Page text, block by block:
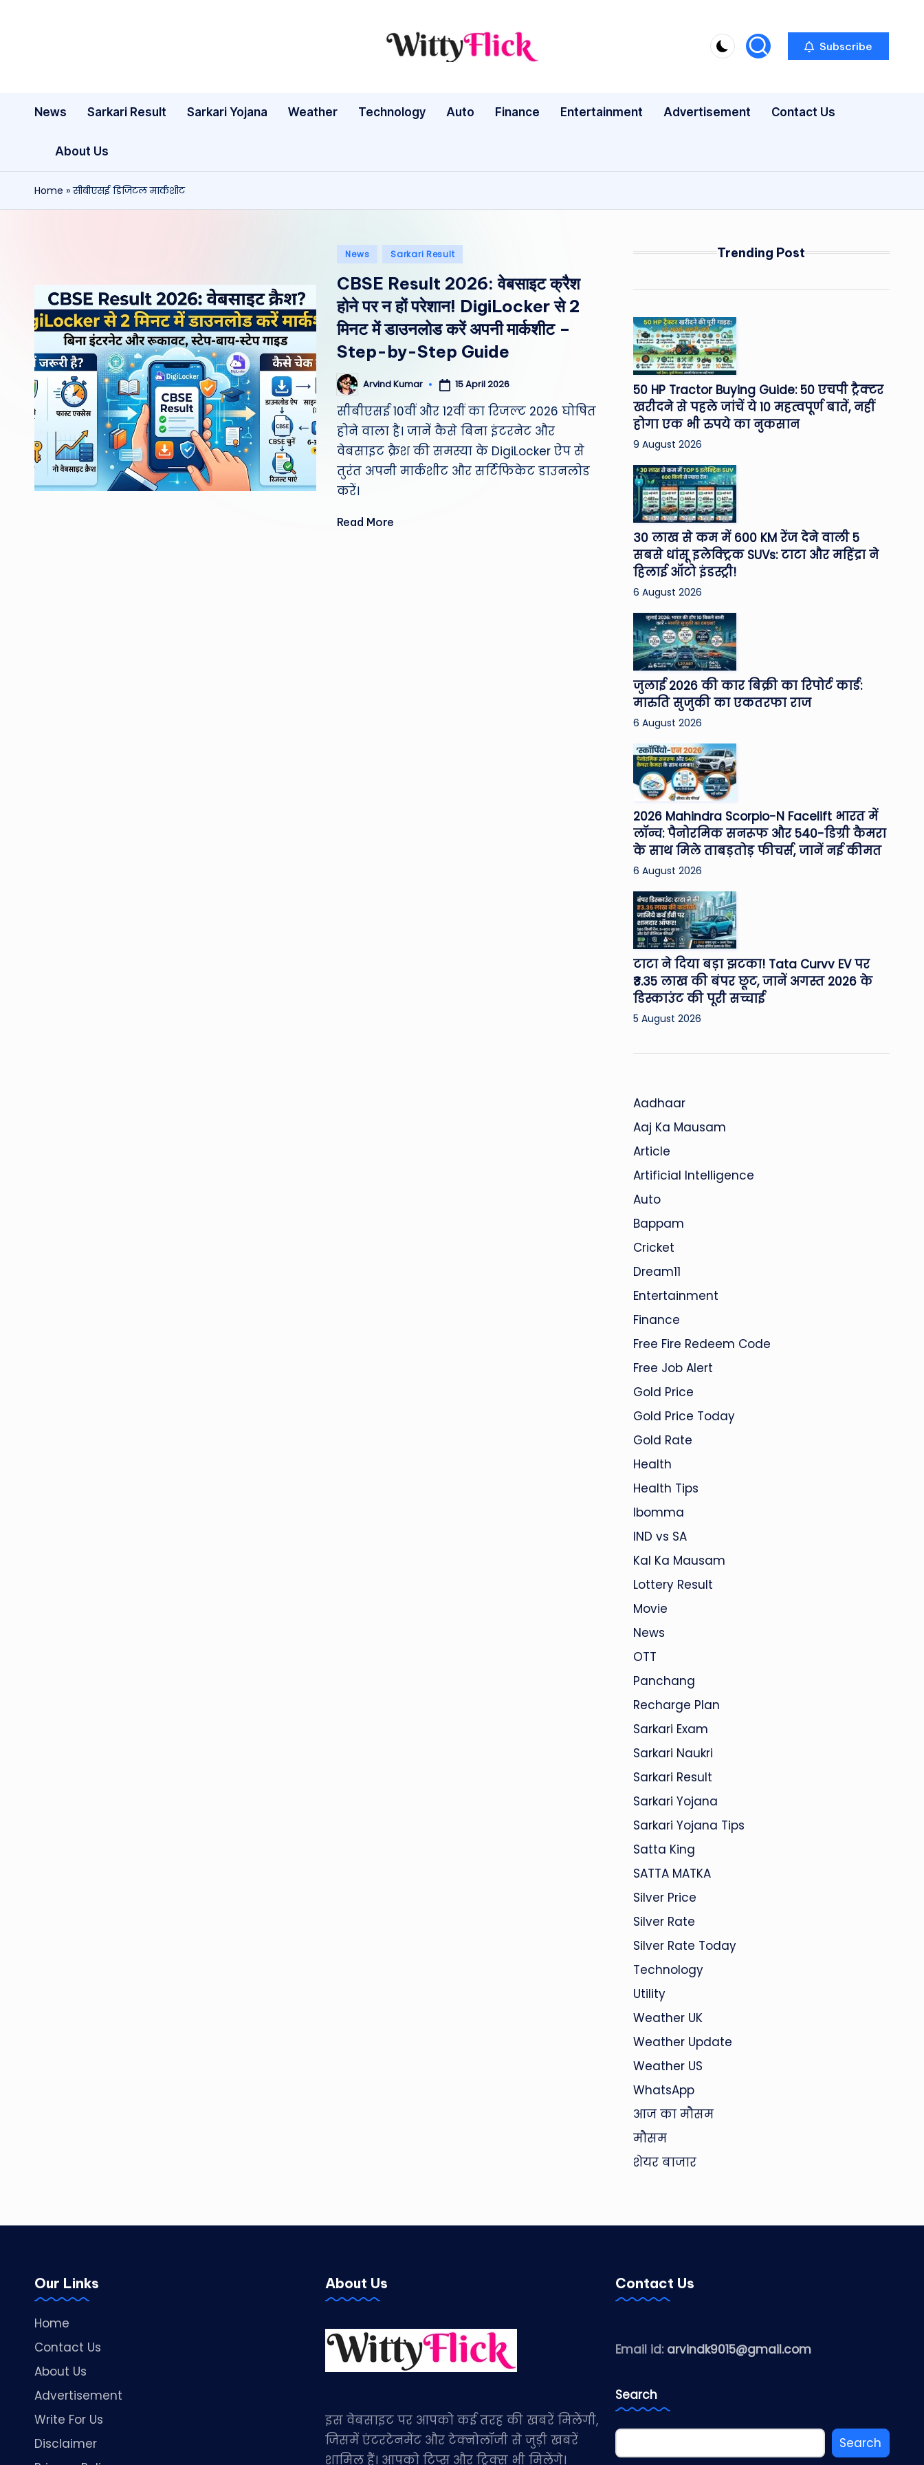
W
ty
ic
k:
a
te
st
W
e
a
th
er
WittyFlick:
Tech
Subscribe
News Sarkari Result Sarkari Yojana Weather Technology Auto Finance Entertainment Advertisement Contact Us
About Us
Home »सीबीएसई डिजिटल मार्कशीट
Posted
News Sarkari Result
CBSE Result 2026: वेबसाइट क्रैश
होने पर न हों परेशान! DigiLocker से 2
मिनट में डाउनलोड करें अपनी मार्कशीट –
Step-by-Step Guide
Posted
by
Arvind Kumar 15 April 2026
सीबीएसई 10वीं और 12वीं का रिजल्ट 2026 घोषित
होने वाला है। जानें कैसे बिना इंटरनेट और
वेबसाइट क्रैश की समस्या के DigiLocker ऐप से
तुरंत अपनी मार्कशीट और सर्टिफिकेट डाउनलोड
करें।
Read More
Trending Post
50 HP Tractor Buying Guide: 50 एचपी ट्रैक्टर
खरीदने से पहले जांचें ये 10 महत्वपूर्ण बातें, नहीं
होगा एक भी रुपये का नुकसान
9 August 2026
30 लाख से कम में 600 KM रेंज देने वाली 5
सबसे धांसू इलेक्ट्रिक SUVs: टाटा और महिंद्रा ने
हिलाई ऑटो इंडस्ट्री!
6 August 2026
जुलाई 2026 की कार बिक्री का रिपोर्ट कार्ड:
मारुति सुजुकी का एकतरफा राज
6 August 2026
2026 Mahindra Scorpio-N Facelift भारत में
लॉन्च: पैनोरमिक सनरूफ और 540-डिग्री कैमरा
के साथ मिले ताबड़तोड़ फीचर्स, जानें नई कीमत
6 August 2026
टाटा ने दिया बड़ा झटका! Tata Curvv EV पर
₹3.35 लाख की बंपर छूट, जानें अगस्त 2026 के
डिस्काउंट की पूरी सच्चाई
5 August 2026
Aadhaar
Aaj Ka Mausam
Article
Artificial Intelligence
Auto
Bappam
Cricket
Dream11
Entertainment
Finance
Free Fire Redeem Code
Free Job Alert
Gold Price
Gold Price Today
Gold Rate
Health
Health Tips
Ibomma
IND vs SA
Kal Ka Mausam
Lottery Result
Movie
News
OTT
Panchang
Recharge Plan
Sarkari Exam
Sarkari Naukri
Sarkari Result
Sarkari Yojana
Sarkari Yojana Tips
Satta King
SATTA MATKA
Silver Price
Silver Rate
Silver Rate Today
Technology
Utility
Weather UK
Weather Update
Weather US
WhatsApp
आज का मौसम
मौसम
शेयर बाजार
Our Links
Home
Contact Us
About Us
Advertisement
Write For Us
Disclaimer
About Us
इस वेबसाइट पर आपको कई तरह की खबरें मिलेंगी,
जिसमें एंटरटेनमेंट और टेक्नोलॉजी से जुड़ी खबरें
शामिल हैं। आपको टिप्स और ट्रिक्स भी मिलेंगे।
Contact Us
Email id: arvindk9015@gmail.com
Search
Search